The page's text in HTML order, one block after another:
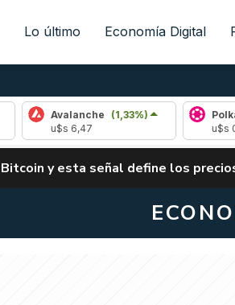
Lo último Economía Digital
Avalanche
(1,33%)
Polkadot
(-
y esta señal define los